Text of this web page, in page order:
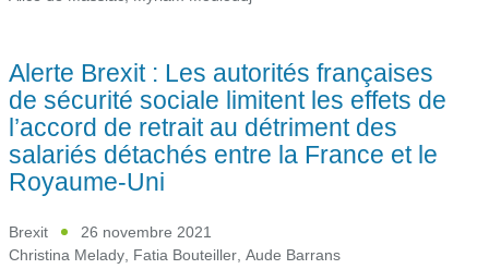
Alerte Brexit : Les autorités françaises
de sécurité sociale limitent les effets de
l’accord de retrait au détriment des
salariés détachés entre la France et le
Royaume-Uni
Brexit
26 novembre 2021
Christina Melady, Fatia Bouteiller, Aude Barrans